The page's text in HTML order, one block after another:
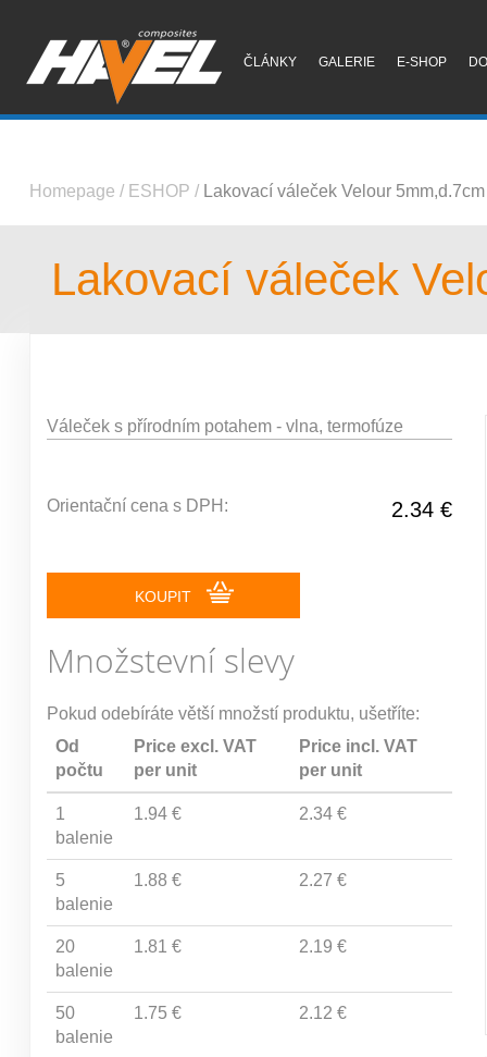
ČLÁNKY GALERIE E-SHOP
Homepage / ESHOP / Lakovací váleček Velour 5mm,d.7cm
Lakovací váleček
Váleček s přírodním potahem - vlna, termofúze
2.34 €
Orientační cena s DPH:
KOUPIT
Množstevní slevy
Pokud odebíráte větší množstí produktu, ušetříte:
Od
počtu
Price excl. VAT
per unit
Price incl. VAT
per unit
1
balenie
1.94 € 2.34 €
5
balenie
1.88 € 2.27 €
20
balenie
1.81 € 2.19 €
50
balenie
1.75 € 2.12 €